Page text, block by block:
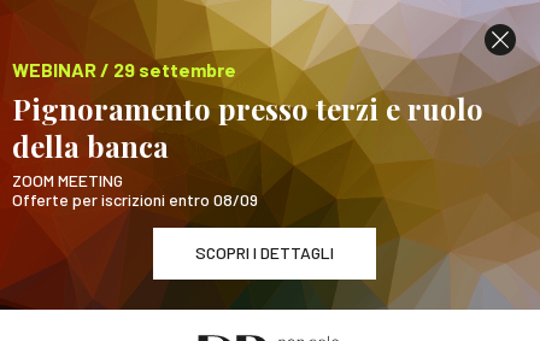
WEBINAR / 29 settembre
Pignoramento presso terzi e ruolo
della banca
ZOOM MEETING
Offerte per iscrizioni entro 08/09
SCOPRI I DETTAGLI